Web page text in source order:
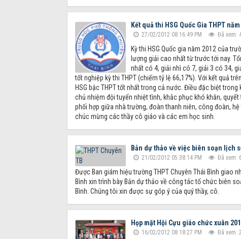
Kết quả thi HSG Quốc Gia THPT
27/02/2012 08:16:49 PM Đã xem:
Kỳ thi HSG Quốc gia năm 2012 của
lượng giải cao nhất từ trước tới nay.
nhất có 4, giải nhì có 7, giải 3 có 34,
tốt nghiệp kỳ thi THPT (chiếm tỷ lệ 66,17%). Với kết quả
HSG bậc THPT tốt nhất trong cả nước. Điều đặc biệt
chủ nhiệm đội tuyển nhiệt tình, khắc phục khó khăn,
phối hợp giữa nhà trường, đoàn thanh niên, công đoàn,
chúc mừng các thầy cô giáo và các em học sinh.
Bản dự thảo về việc biên soạn lịch
21/02/2012 05:38:14 PM Đã xem:
Được Ban giám hiệu trường THPT Chuyên Thái Bình giao
Bình xin trình bày Bản dự thảo về công tác tổ chức biên
Bình. Chúng tôi xin được sự góp ý của quý thầy, cô.
Họp mặt Hội Cựu giáo chức xuân
16/02/2012 08:18:27 PM Đã xem: